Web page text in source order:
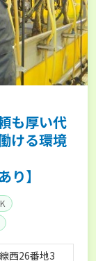
も厚い代
ける環境
り】
西26番地3